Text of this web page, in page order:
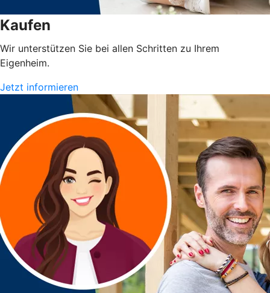
Kaufen
Wir unterstützen Sie bei allen Schritten zu Ihrem
Eigenheim.
Jetzt informieren